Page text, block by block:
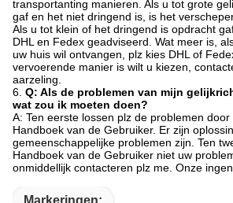
transportanting manieren. Als u tot grote
gaf en het niet dringend is, is het
Als u tot klein of het dringend is opdracht
DHL en Fedex geadviseerd. Wat meer is,
uw huis wil ontvangen, plz kies DHL of
vervoerende manier is wilt u kiezen,
aarzeling.
6. Q: Als de problemen van mijn
wat zou ik moeten doen?
A: Ten eerste lossen plz de problemen
Handboek van de Gebruiker. Er zijn
gemeenschappelijke problemen zijn. Ten
Handboek van de Gebruiker niet uw
onmiddellijk contacteren plz me. Onze
Markeringen: